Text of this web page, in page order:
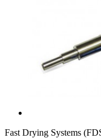
Fast Drying Systems